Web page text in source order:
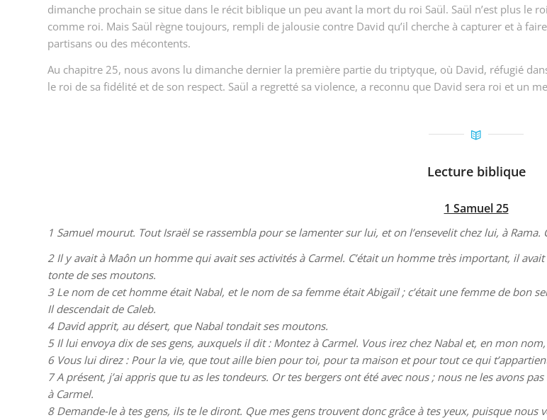
dimanche prochain se situe dans le récit biblique un peu avant la mort du roi Saül. Saül n’est plus le
comme roi. Mais Saül règne toujours, rempli de jalousie contre David qu’il cherche à capturer et à
partisans ou des mécontents.
Au chapitre 25, nous avons lu dimanche dernier la première partie du triptyque, où David, réfugié
le roi de sa fidélité et de son respect. Saül a regretté sa violence, a reconnu que David sera roi et un
Lecture biblique
1 Samuel 25
1 Samuel mourut. Tout Israël se rassembla pour se lamenter sur lui, et on l’ensevelit chez lui, à Rama.
2 Il y avait à Maôn un homme qui avait ses activités à Carmel. C’était un homme très important, il
tonte de ses moutons.
3 Le nom de cet homme était Nabal, et le nom de sa femme était Abigaïl ; c’était une femme de bon
Il descendait de Caleb.
4 David apprit, au désert, que Nabal tondait ses moutons.
5 Il lui envoya dix de ses gens, auxquels il dit : Montez à Carmel. Vous irez chez Nabal et, en mon
6 Vous lui direz : Pour la vie, que tout aille bien pour toi, pour ta maison et pour tout ce qui
7A présent, j’ai appris que tu as les tondeurs. Or tes bergers ont été avec nous ; nous ne les avons
à Carmel.
8 Demande-le à tes gens, ils te le diront. Que mes gens trouvent donc grâce à tes yeux, puisque